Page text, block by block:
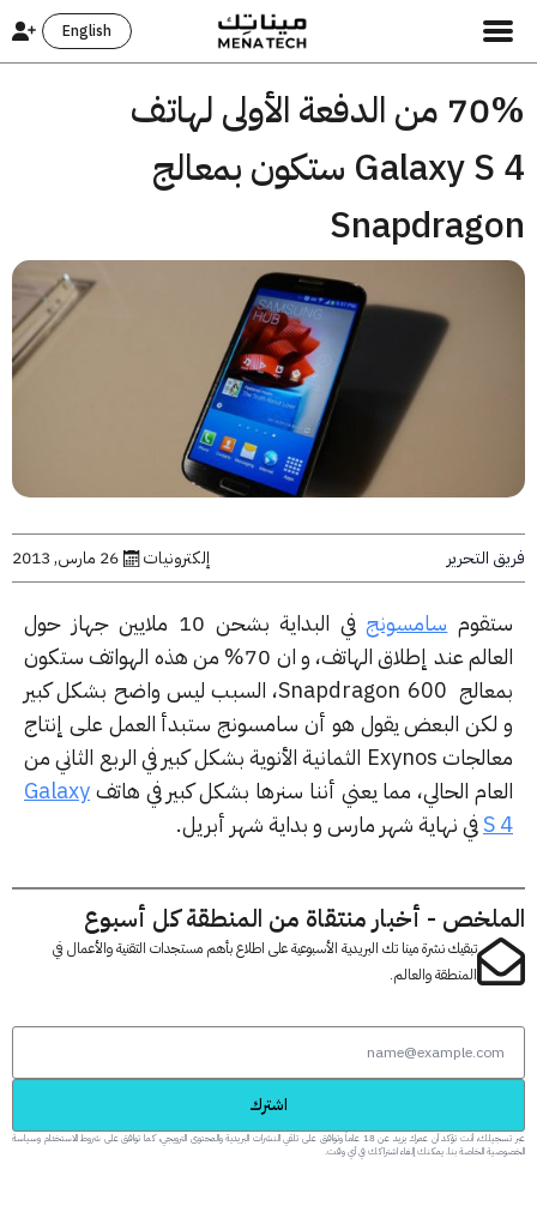
English
70% من الدفعة الأولى لهاتف
Galaxy S 4 ستكون بمعالج
إلكترونيات 26 مارس, 2013
سامسونج
في البداية بشحن 10 ملايين جهاز حول
العالم عند إطلاق الهاتف، و ان 70% من هذه الهواتف ستكون
بمعالج Snapdragon 600، السبب ليس واضح بشكل كبير
البعض يقول هو أن سامسونج ستبدأ العمل على إنتاج
معالجات Exynos الثمانية الأنوية بشكل كبير في الربع الثاني من
الحالي، مما يعني أننا سنرها بشكل كبير في هاتفGalaxy
في نهاية شهر مارس و بداية شهر أبريل.
- أخبار منتقاة من المنطقة كل أسبوع
تبقيك نشرة مينا تك البريدية الأسبوعية على اطلاع بأهم مستجدات التقنية والأعمال في
المنطقة والعالم.
عبر تسجيلك، أنت تؤكد أن عمرك يزيد عن 18 عاماً وتوافق على تلقي النشرات البريدية والمحتوى الترويجي، كما توافق على شروط الاستخدام وسياسة
الخاصة بنا. يمكنك إلغاء اشتراكك في أي وقت.